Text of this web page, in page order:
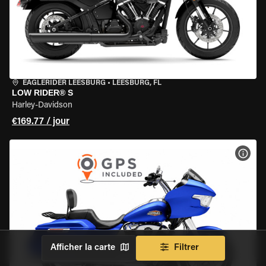
EAGLERIDER LEESBURG • LEESBURG, FL
LOW RIDER® S
Harley-Davidson
€169.77 / jour
Afficher la carte Filtrer